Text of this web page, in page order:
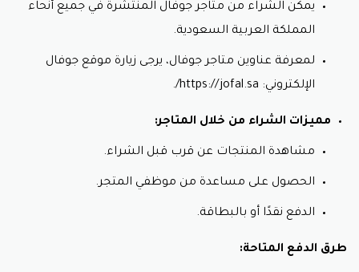
يمكن الشراء من متاجر جوفال المنتشرة في جميع أنحاء
المملكة العربية السعودية.
لمعرفة عناوين متاجر جوفال، يرجى زيارة موقع جوفال
الإلكتروني: https://jofal.sa/.
مميزات الشراء من خلال المتاجر:
مشاهدة المنتجات عن قرب قبل الشراء.
الحصول على مساعدة من موظفي المتجر.
الدفع نقدًا أو بالبطاقة.
طرق الدفع المتاحة: